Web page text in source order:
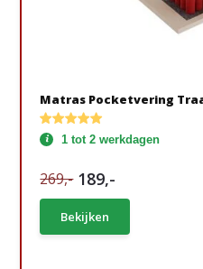
Matras Pocketvering
1 tot 2 werkdagen
269,- 189,-
Bekijken